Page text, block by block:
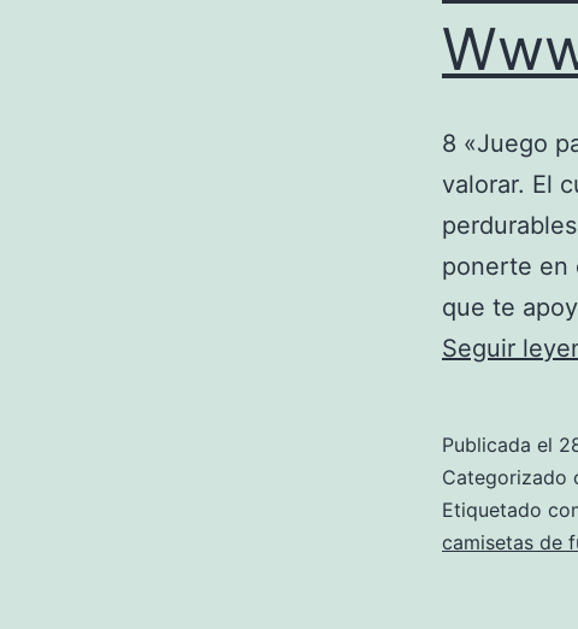
8 «Juego
valorar. El
ponerte en
que te
Seguir
Publicada el
Categorizado
Etiquetado
camisetas de